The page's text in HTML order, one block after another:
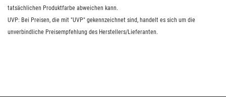
tatsächlichen Produktfarbe abweichen kann.
UVP: Bei Preisen, die mit "UVP" gekennzeichnet sind, handelt es sich um die
unverbindliche Preisempfehlung des Herstellers/Lieferanten.